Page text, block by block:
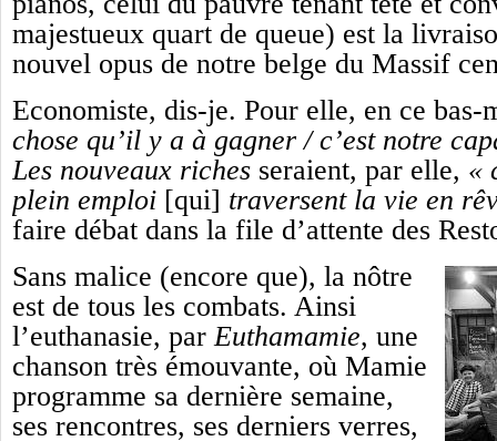
majestueux quart de queue) est la
nouvel opus de notre belge du Massif
Economiste, dis-je. Pour elle, en ce bas-
chose qu’il y a à gagner / c’est notre
Les nouveaux riches seraient, par elle, «
plein emploi [qui] traversent la vie en
faire débat dans la file d’attente des
Sans malice (encore que), la nôtre
est de tous les combats. Ainsi
l’euthanasie, par Euthamamie, une
chanson très émouvante, où Mamie
programme sa dernière semaine,
ses rencontres, ses derniers verres,